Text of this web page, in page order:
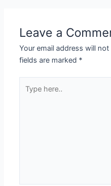
Leave a
Your email address will
fields are marked *
here..